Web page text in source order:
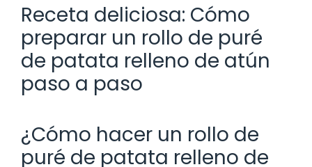
Receta deliciosa: Cómo
preparar un rollo de puré
de patata relleno de atún
paso a paso
¿Cómo hacer un rollo de
puré de patata relleno de